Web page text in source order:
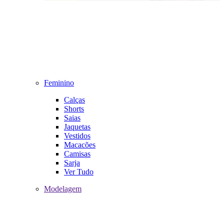
Feminino
Calças
Shorts
Saias
Jaquetas
Vestidos
Macacões
Camisas
Sarja
Ver Tudo
Modelagem